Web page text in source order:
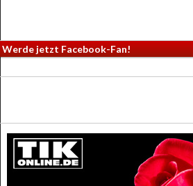
Werde jetzt Facebook-Fan!